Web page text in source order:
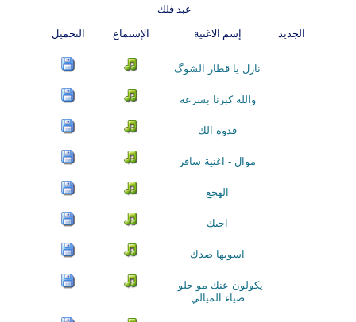
عبد فلك
الجديد إسم الاغنية الإستماع التحميل
نازل يا قطار الشوگ
والله كبرنا بسرعة
فدوه الك
موال - اغنية سافر
الهجع
احبك
اسويها صدك
يكولون عنك مو حلو -
ضياء الميالي